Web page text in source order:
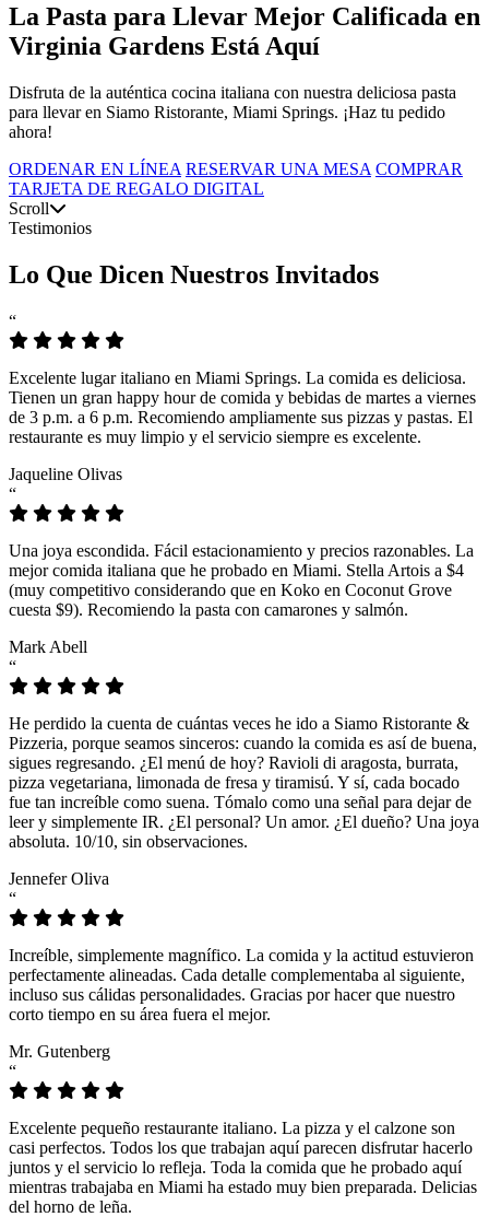
La Pasta para Llevar Mejor Calificada en
Virginia Gardens Está Aquí
Disfruta de la auténtica cocina italiana con nuestra deliciosa pasta
para llevar en Siamo Ristorante, Miami Springs. ¡Haz tu pedido
ahora!
ORDENAR EN LÍNEA RESERVAR UNA MESA COMPRAR
TARJETA DE REGALO DIGITAL
Scroll
Testimonios
Lo Que Dicen Nuestros Invitados
“
Excelente lugar italiano en Miami Springs. La comida es deliciosa.
Tienen un gran happy hour de comida y bebidas de martes a viernes
de 3 p.m. a 6 p.m. Recomiendo ampliamente sus pizzas y pastas. El
restaurante es muy limpio y el servicio siempre es excelente.
Jaqueline Olivas
“
Una joya escondida. Fácil estacionamiento y precios razonables. La
mejor comida italiana que he probado en Miami. Stella Artois a $4
(muy competitivo considerando que en Koko en Coconut Grove
cuesta $9). Recomiendo la pasta con camarones y salmón.
Mark Abell
“
He perdido la cuenta de cuántas veces he ido a Siamo Ristorante &
Pizzeria, porque seamos sinceros: cuando la comida es así de buena,
sigues regresando. ¿El menú de hoy? Ravioli di aragosta, burrata,
pizza vegetariana, limonada de fresa y tiramisú. Y sí, cada bocado
fue tan increíble como suena. Tómalo como una señal para dejar de
leer y simplemente IR. ¿El personal? Un amor. ¿El dueño? Una joya
absoluta. 10/10, sin observaciones.
Jennefer Oliva
“
Increíble, simplemente magnífico. La comida y la actitud estuvieron
perfectamente alineadas. Cada detalle complementaba al siguiente,
incluso sus cálidas personalidades. Gracias por hacer que nuestro
corto tiempo en su área fuera el mejor.
Mr. Gutenberg
“
Excelente pequeño restaurante italiano. La pizza y el calzone son
casi perfectos. Todos los que trabajan aquí parecen disfrutar hacerlo
juntos y el servicio lo refleja. Toda la comida que he probado aquí
mientras trabajaba en Miami ha estado muy bien preparada. Delicias
del horno de leña.